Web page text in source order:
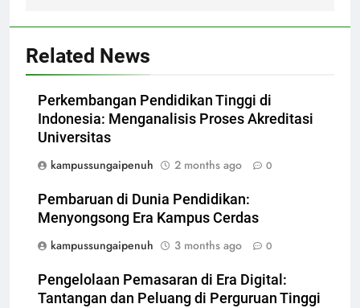
Related News
Perkembangan Pendidikan Tinggi di
Indonesia: Menganalisis Proses Akreditasi
Universitas
kampussungaipenuh
2 months ago 0
Pembaruan di Dunia Pendidikan:
Menyongsong Era Kampus Cerdas
kampussungaipenuh
3 months ago 0
Pengelolaan Pemasaran di Era Digital:
Tantangan dan Peluang di Perguruan Tinggi